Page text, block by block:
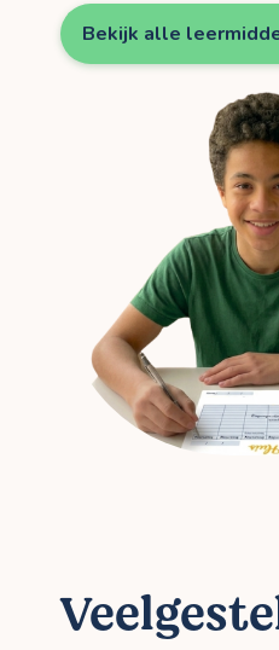
Bekijk alle